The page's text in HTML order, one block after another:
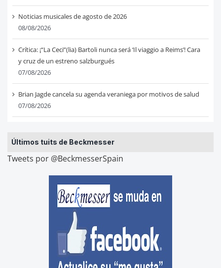
Noticias musicales de agosto de 2026
08/08/2026
Crítica: ¡“La Ceci”(lia) Bartoli nunca será ‘Il viaggio a Reims’! Cara
y cruz de un estreno salzburgués
07/08/2026
Brian Jagde cancela su agenda veraniega por motivos de salud
07/08/2026
Últimos tuits de Beckmesser
Tweets por @BeckmesserSpain